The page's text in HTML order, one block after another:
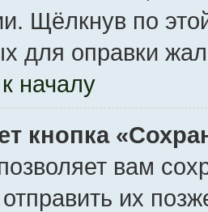
Щёлкнув по
для оправки
началу
кнопка
вам
отправить их